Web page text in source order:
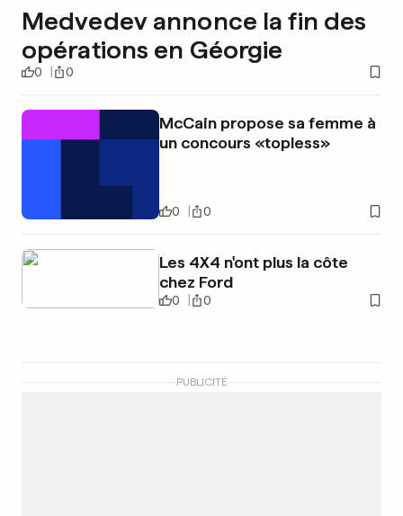
Medvedev annonce la fin des
opérations en Géorgie
0 0
McCain propose sa femme à
un concours «topless»
0 0
Les 4X4 n'ont plus la côte
chez Ford
0 0
PUBLICITÉ